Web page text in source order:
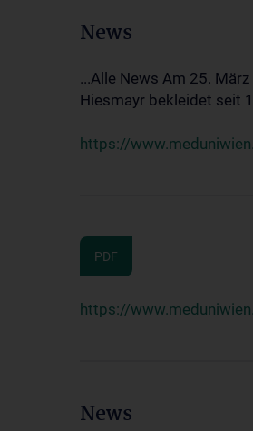
News
...Alle News Am 25.
Hiesmayr bekleidet seit
https://
PDF
https://
News